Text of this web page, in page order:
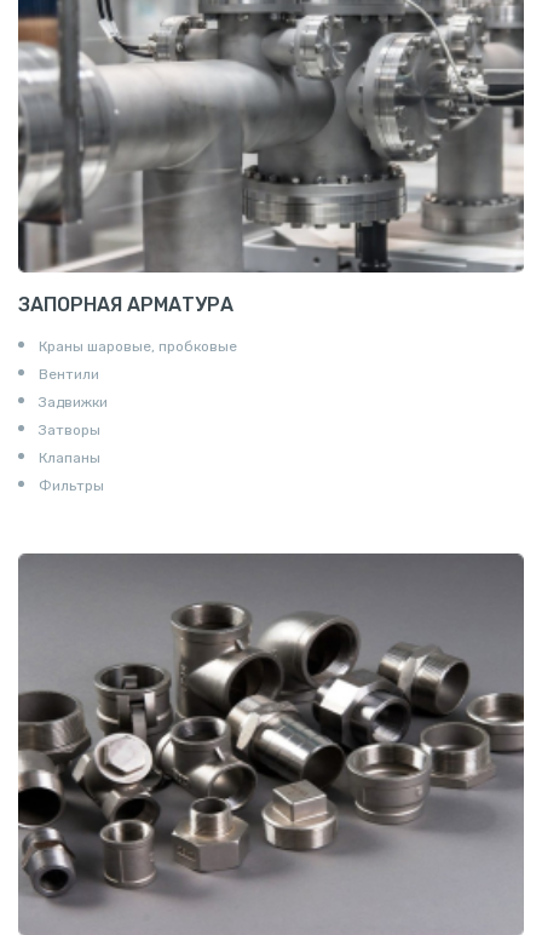
Пруток квадратный алюминиевый
Полоса алюминиевая
Пруток шестигранный алюминиевый
ЗАПОРНАЯ АРМАТУРА
Краны шаровые, пробковые
Вентили
Задвижки
Затворы
Клапаны
Фильтры